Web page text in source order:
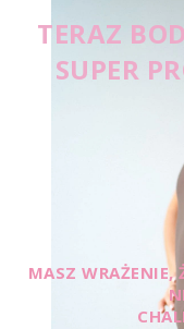
TERAZ
SUPER
MASZ WRAŻENIE,